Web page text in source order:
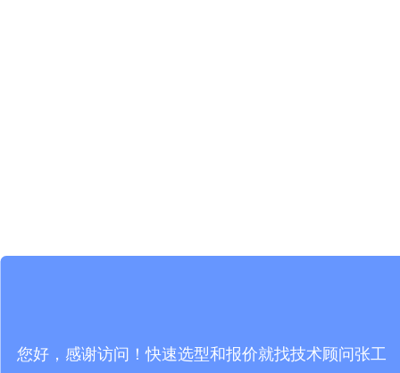
您好，感谢访问！快速选型和报价就找技术顾问张工